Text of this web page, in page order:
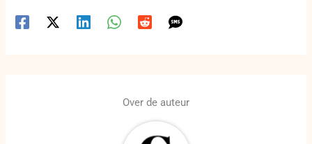
Over de auteur